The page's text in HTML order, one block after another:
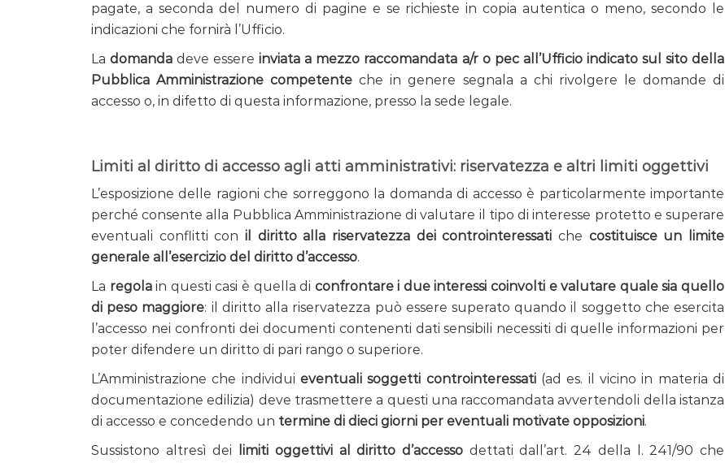
pagate, a seconda del numero di pagine e se richieste in copia autentica o meno, secondo le
indicazioni che fornirà l’Ufficio.
Ladomanda deve essereinviata a mezzo raccomandata a/r o pec all’Ufficio indicato sul sito della
Pubblica Amministrazione competente che in genere segnala a chi rivolgere le domande di
accesso o, in difetto di questa informazione, presso la sede legale.
Limiti al diritto di accesso agli atti amministrativi: riservatezza e altri limiti oggettivi
L’esposizione delle ragioni che sorreggono la domanda di accesso è particolarmente importante
perché consente alla Pubblica Amministrazione di valutare il tipo di interesse protetto e superare
eventuali conflitti con il diritto alla riservatezza dei controinteressati che costituisce un limite
generale all’esercizio del diritto d’accesso.
La regolain questi casi è quella di confrontare i due interessi coinvolti e valutare quale sia quello
di peso maggiore: il diritto alla riservatezza può essere superato quando il soggetto che esercita
l’accesso nei confronti dei documenti contenenti dati sensibili necessiti di quelle informazioni per
poter difendere un diritto di pari rango o superiore.
L’Amministrazione che individui eventuali soggetti controinteressati(ad es. il vicino in materia di
documentazione edilizia) deve trasmettere a questi una raccomandata avvertendoli della istanza
di accesso e concedendo un termine di dieci giorni per eventuali motivate opposizioni.
Sussistono altresì dei
limiti oggettivi al diritto d’accesso dettati dall’art. 24 della l. 241/90 che